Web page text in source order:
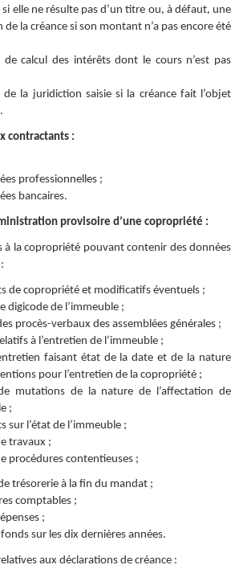
si elle ne résulte pas d’un titre ou, à défaut, une
de la créance si son montant n’a pas encore été
de calcul des intérêts dont le cours n’est pas
de la juridiction saisie si la créance fait l’objet
contractants :
professionnelles ;
bancaires.
provisoire d’une copropriété :
à la copropriété pouvant contenir des données
de copropriété et modificatifs éventuels ;
digicode de l’immeuble ;
procès-verbaux des assemblées générales ;
à l’entretien de l’immeuble ;
faisant état de la date et de la nature
pour l’entretien de la copropriété ;
mutations de la nature de l’affectation de
;
sur l’état de l’immeuble ;
travaux ;
procédures contentieuses ;
trésorerie à la fin du mandat ;
comptables ;
;
sur les dix dernières années.
aux déclarations de créance :